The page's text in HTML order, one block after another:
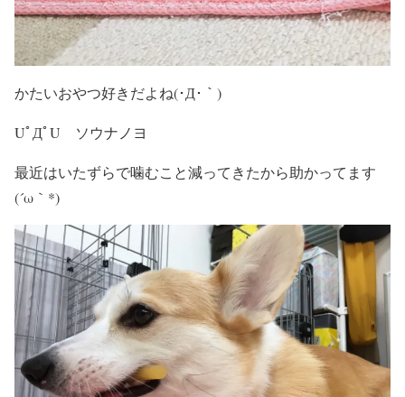
かたいおやつ好きだよね(･Д･｀)
UﾟДﾟU ソウナノヨ
最近はいたずらで噛むこと減ってきたから助かってます
(´ω｀*)